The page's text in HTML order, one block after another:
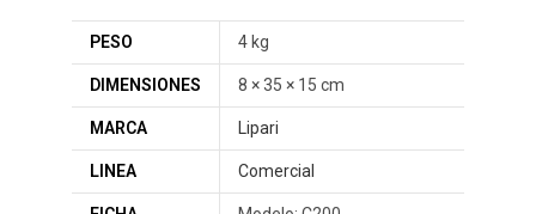
PESO 4 kg
DIMENSIONES 8 × 35 × 15 cm
MARCA Lipari
LINEA Comercial